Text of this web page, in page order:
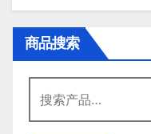
商品搜索
索：